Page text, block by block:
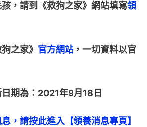
，請到《救狗之家》網站填寫領
之家》 官方網站 ，一切資料以官
期為：2021年9月18日
，請按此進入【領養消息專頁】